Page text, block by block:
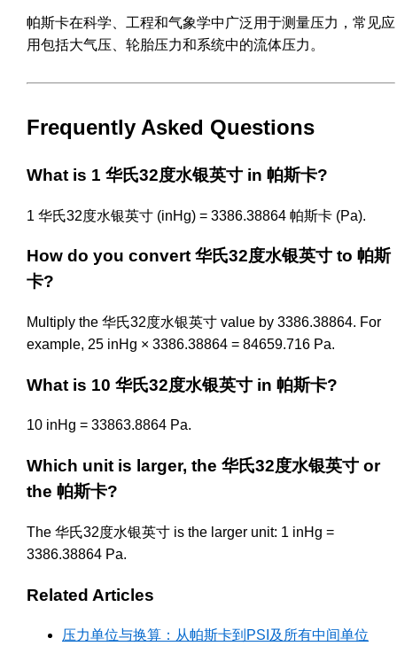
帕斯卡在科学、工程和气象学中广泛用于测量压力，常见应
用包括大气压、轮胎压力和系统中的流体压力。
Frequently Asked Questions
What is 1 华氏32度水银英寸 in 帕斯卡?
1 华氏32度水银英寸 (inHg) = 3386.38864 帕斯卡 (Pa).
How do you convert 华氏32度水银英寸 to 帕斯
卡?
Multiply the 华氏32度水银英寸 value by 3386.38864. For
example, 25 inHg × 3386.38864 = 84659.716 Pa.
What is 10 华氏32度水银英寸 in 帕斯卡?
10 inHg = 33863.8864 Pa.
Which unit is larger, the 华氏32度水银英寸 or
the 帕斯卡?
The 华氏32度水银英寸 is the larger unit: 1 inHg =
3386.38864 Pa.
Related Articles
压力单位与换算：从帕斯卡到PSI及所有中间单位